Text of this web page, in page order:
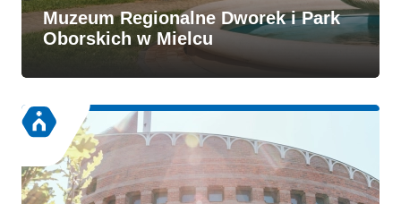
Muzeum Regionalne Dworek i Park
Oborskich w Mielcu